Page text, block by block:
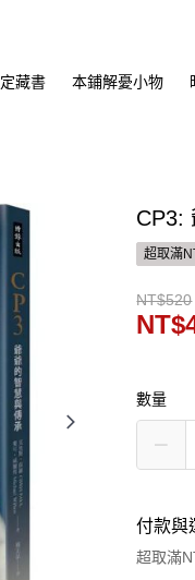
藏書 本鋪解憂小物
CP3:
超取滿
NT$520
數量
付款與
超取滿